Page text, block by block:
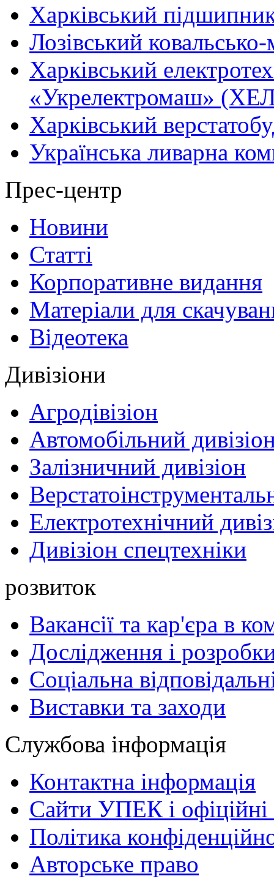
Харківський
Лозівський
Харківський
«Укрелектромаш»
Харківський
Українська ливарна
Прес-центр
Новини
Статті
Корпоративне видання
Матеріали для
Відеотека
Дивізіони
Агродівізіон
Автомобільний
Залізничний дивізіон
Електротехнічний
Дивізіон спецтехніки
розвиток
Вакансії та кар'єра в
Дослідження і
Соціальна
Виставки та заходи
Службова інформація
Контактна інформація
Сайти УПЕК і офіційні
Політика
Авторське право